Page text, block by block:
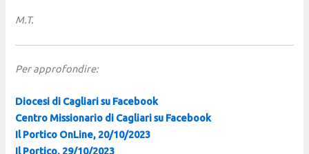
M.T.
Per approfondire:
Diocesi di Cagliari su Facebook
Centro Missionario di Cagliari su Facebook
Il Portico OnLine, 20/10/2023
Il Portico, 29/10/2023